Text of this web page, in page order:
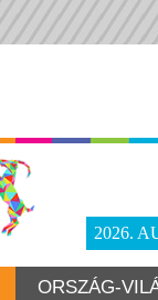
2026.
ORSZÁG-